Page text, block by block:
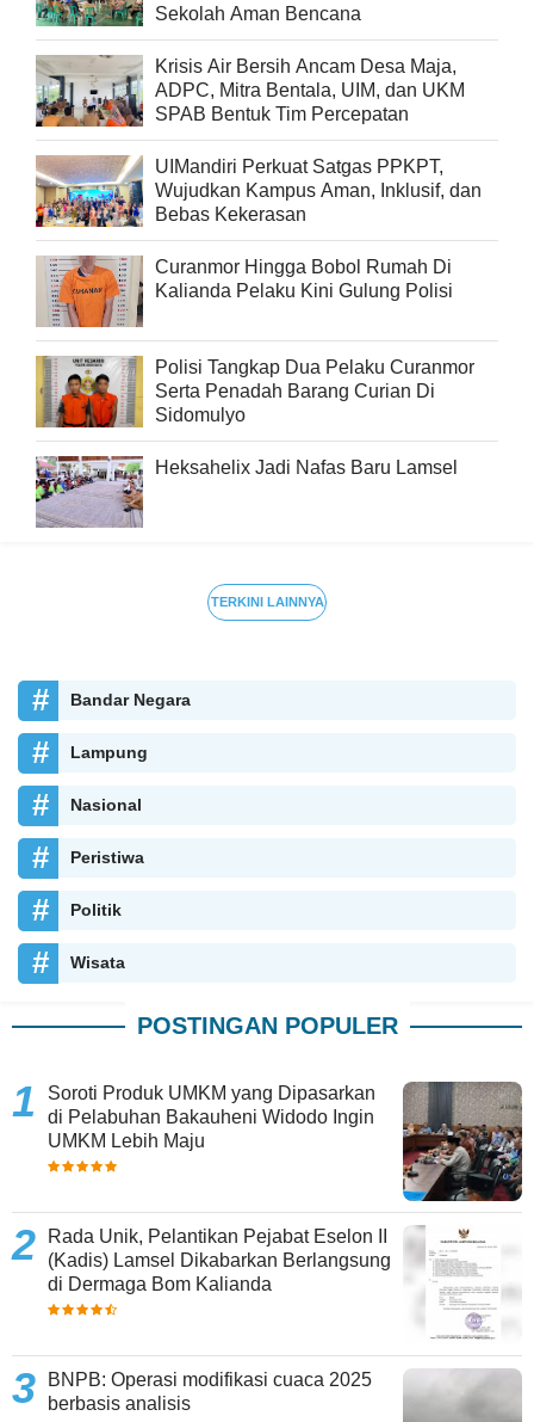
Sekolah Aman Bencana
Krisis Air Bersih Ancam Desa Maja,
ADPC, Mitra Bentala, UIM, dan UKM
SPAB Bentuk Tim Percepatan
UIMandiri Perkuat Satgas PPKPT,
Wujudkan Kampus Aman, Inklusif, dan
Bebas Kekerasan
Curanmor Hingga Bobol Rumah Di
Kalianda Pelaku Kini Gulung Polisi
Polisi Tangkap Dua Pelaku Curanmor
Serta Penadah Barang Curian Di
Sidomulyo
Heksahelix Jadi Nafas Baru Lamsel
TERKINI LAINNYA
Bandar Negara
Lampung
Nasional
Peristiwa
Politik
Wisata
POSTINGAN POPULER
Soroti Produk UMKM yang Dipasarkan
di Pelabuhan Bakauheni Widodo Ingin
UMKM Lebih Maju
Rada Unik, Pelantikan Pejabat Eselon II
(Kadis) Lamsel Dikabarkan Berlangsung
di Dermaga Bom Kalianda
BNPB: Operasi modifikasi cuaca 2025
berbasis analisis